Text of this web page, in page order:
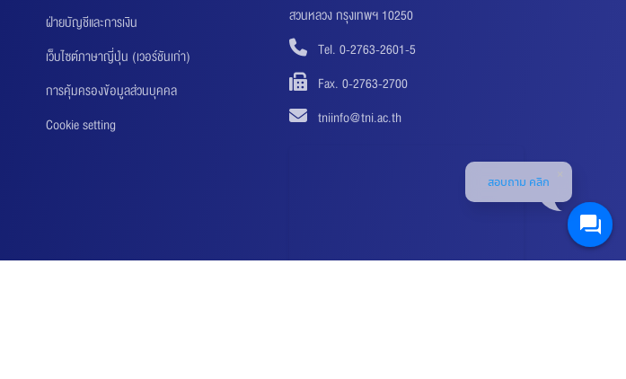
ฝ่ายบัญชีและการเงิน
เว็บไซต์ภาษาญี่ปุ่น (เวอร์ชันเก่า)
การคุ้มครองข้อมูลส่วนบุคคล
Cookie setting
สวนหลวง กรุงเทพฯ 10250
Tel. 0-2763-2601-5
Fax. 0-2763-2700
tniinfo@tni.ac.th
สอบถาม คลิก